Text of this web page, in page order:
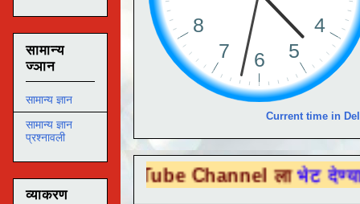
Current time in
Tube Channel लाभेट देण्यासाठी येथे
सामान्य
ज्ञान
सामान्य ज्ञान
सामान्य ज्ञान
प्रश्नावली
व्याकरण